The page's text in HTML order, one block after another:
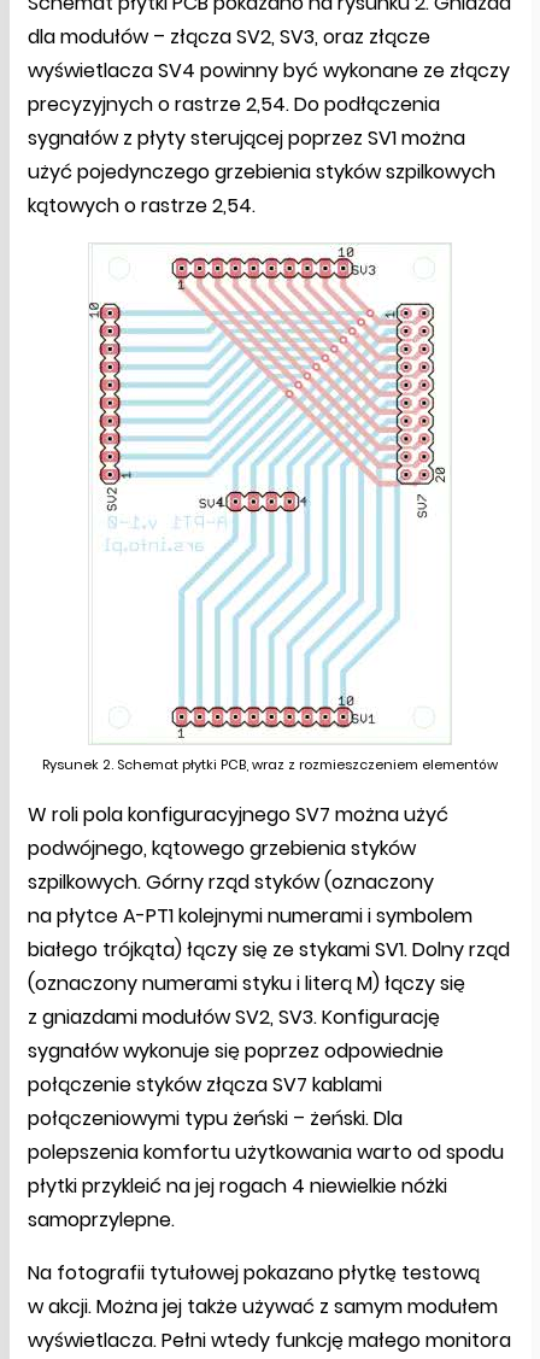
dla modułów – złącza SV2, SV3, oraz złącze
wyświetlacza SV4 powinny być wykonane ze złączy
precyzyjnych o rastrze 2,54. Do podłączenia
sygnałów z płyty sterującej poprzez SV1 można
użyć pojedynczego grzebienia styków szpilkowych
kątowych o rastrze 2,54.
Rysunek 2. Schemat płytki PCB, wraz z rozmieszczeniem elementów
W roli pola konfiguracyjnego SV7 można użyć
podwójnego, kątowego grzebienia styków
szpilkowych. Górny rząd styków (oznaczony
na płytce A-PT1 kolejnymi numerami i symbolem
białego trójkąta) łączy się ze stykami SV1. Dolny rząd
(oznaczony numerami styku i literą M) łączy się
z gniazdami modułów SV2, SV3. Konfigurację
sygnałów wykonuje się poprzez odpowiednie
połączenie styków złącza SV7 kablami
połączeniowymi typu żeński – żeński. Dla
polepszenia komfortu użytkowania warto od spodu
płytki przykleić na jej rogach 4 niewielkie nóżki
samoprzylepne.
Na fotografii tytułowej pokazano płytkę testową
w akcji. Można jej także używać z samym modułem
wyświetlacza. Pełni wtedy funkcję małego monitora